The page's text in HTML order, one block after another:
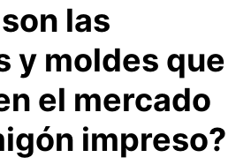
las
y moldes que
el mercado
impreso?